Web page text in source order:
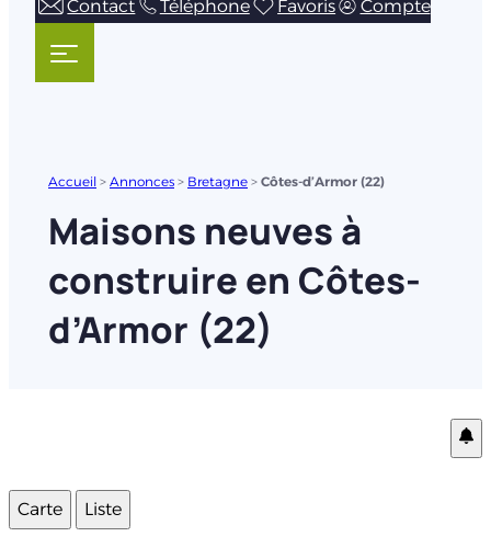
Contact
Téléphone Favoris Compte
Accueil > Annonces > Bretagne > Côtes-d’Armor (22)
Maisons neuves à
construire en Côtes-
d’Armor (22)
Carte Liste